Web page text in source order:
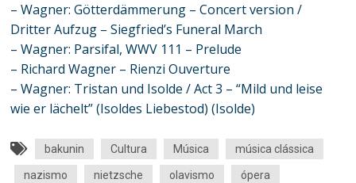
– Wagner: Götterdämmerung – Concert version /
Dritter Aufzug – Siegfried’s Funeral March
– Wagner: Parsifal, WWV 111 – Prelude
– Richard Wagner – Rienzi Ouverture
– Wagner: Tristan und Isolde / Act 3 – “Mild und leise
wie er lächelt” (Isoldes Liebestod) (Isolde)
bakunin Cultura Música música clássica
nazismo nietzsche olavismo ópera